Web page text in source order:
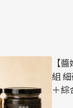
【
組
＋綜